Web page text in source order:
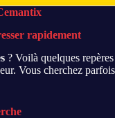
rapidement
? Voilà quelques
Vous cherchez